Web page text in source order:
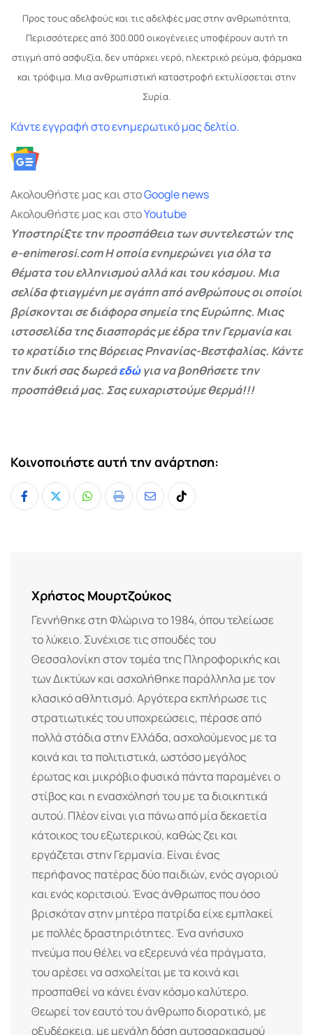
Προς τους αδελφούς και τις αδελφές μας στην ανθρωπότητα,
Περισσότερες από 300.000 οικογένειες υποφέρουν αυτή τη
στιγμή από ασφυξία, δεν υπάρχει νερό, ηλεκτρικό ρεύμα, φάρμακα
και τρόφιμα. Μια ανθρωπιστική καταστροφή εκτυλίσσεται στην
Συρία.
Κάντε εγγραφή στο ενημερωτικό μας δελτίο.
Ακολουθήστε μας και στοGooglenews
Ακολουθήστε μας και στοYoutube
Υποστηρίξτε την προσπάθεια των συντελεστών της
e-enimerosi.com Η οποία ενημερώνει για όλα τα
θέματα του ελληνισμού αλλά και του κόσμου. Μια
σελίδα φτιαγμένη με αγάπη από ανθρώπους οι οποίοι
βρίσκονται σε διάφορα σημεία της Ευρώπης. Μιας
ιστοσελίδα της διασποράς με έδρα την Γερμανία και
το κρατίδιο της Βόρειας Ρηνανίας-Βεστφαλίας. Κάντε
την δική σας δωρεάεδώγια να βοηθήσετε την
προσπάθειά μας. Σας ευχαριστούμε θερμά!!!
Κοινοποιήστε αυτή την ανάρτηση:
Whatsapp
Print
ShareTiktok
Χρήστος Μουρτζούκος
Γεννήθηκε στη Φλώρινα το 1984, όπου τελείωσε
το λύκειο. Συνέχισε τις σπουδές του
Θεσσαλονίκη στον τομέα της Πληροφορικής και
των Δικτύων και ασχολήθηκε παράλληλα με τον
κλασικό αθλητισμό. Αργότερα εκπλήρωσε τις
στρατιωτικές του υποχρεώσεις, πέρασε από
πολλά στάδια στην Ελλάδα, ασχολούμενος με τα
κοινά και τα πολιτιστικά, ωστόσο μεγάλος
έρωτας και μικρόβιο φυσικά πάντα παραμένει ο
στίβος και η ενασχόλησή του με τα διοικητικά
αυτού. Πλέον είναι για πάνω από μία δεκαετία
κάτοικος του εξωτερικού, καθώς ζει και
εργάζεται στην Γερμανία. Είναι ένας
περήφανος πατέρας δύο παιδιών, ενός αγοριού
και ενός κοριτσιού. Ένας άνθρωπος που όσο
βρισκόταν στην μητέρα πατρίδα είχε εμπλακεί
με πολλές δραστηριότητες. Ένα ανήσυχο
πνεύμα που θέλει να εξερευνά νέα πράγματα,
του αρέσει να ασχολείται με τα κοινά και
προσπαθεί να κάνει έναν κόσμο καλύτερο.
Θεωρεί τον εαυτό του άνθρωπο διορατικό, με
οξυδέρκεια, με μεγάλη δόση αυτοσαρκασμού